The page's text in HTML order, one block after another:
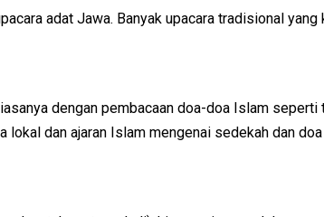
adat Jawa. Banyak upacara tradisional yang
dengan pembacaan doa-doa Islam seperti
lokal dan ajaran Islam mengenai sedekah dan doa